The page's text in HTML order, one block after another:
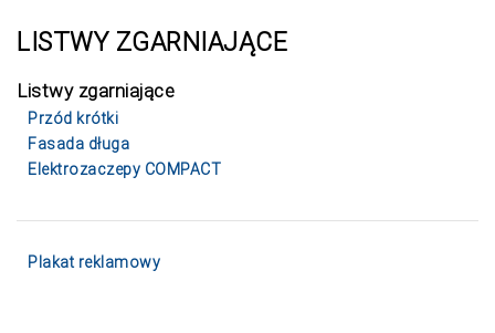
LISTWY ZGARNIAJĄCE
Listwy zgarniające
Przód krótki
Fasada długa
Elektrozaczepy COMPACT
Plakat reklamowy